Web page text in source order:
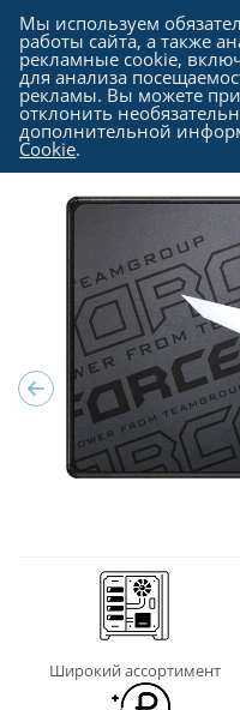
Каталог -
SSD накопители SATA |
Широкий ассортимент
Мы используем
работы сайта, а также
рекламные cookie,
для анализа
рекламы. Вы можете
отклонить
дополнительной
Cookie.